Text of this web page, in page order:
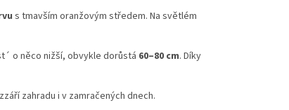
s tmavším oranžovým středem. Na světlém
o něco nižší, obvykle dorůstá 60–80 cm. Díky
zahradu i v zamračených dnech.